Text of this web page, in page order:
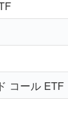
コール ETF